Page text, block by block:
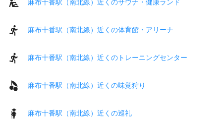
麻布十番駅（南北線）近くのサウナ・健康ランド
麻布十番駅（南北線）近くの体育館・アリーナ
麻布十番駅（南北線）近くのトレーニングセンター
麻布十番駅（南北線）近くの味覚狩り
麻布十番駅（南北線）近くの巡礼